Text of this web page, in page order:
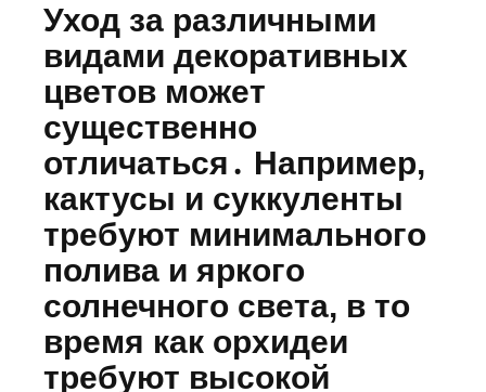
Уход за различными
видами декоративных
цветов может
существенно
отличаться․ Например,
кактусы и суккуленты
требуют минимального
полива и яркого
солнечного света, в то
время как орхидеи
требуют высокой